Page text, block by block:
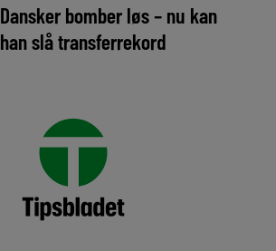
Dansker bomber løs – nu kan
han slå transferrekord